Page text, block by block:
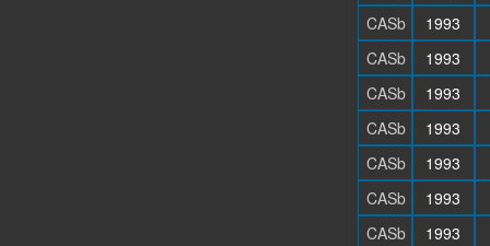
CASb
1993
CASb
1993
CASb
1993
CASb
1993
CASb
1993
CASb
1993
CASb
1993